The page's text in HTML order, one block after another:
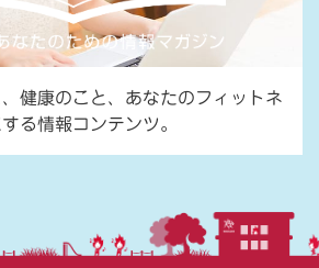
健康のこと、あなたのフィットネ
る情報コンテンツ。